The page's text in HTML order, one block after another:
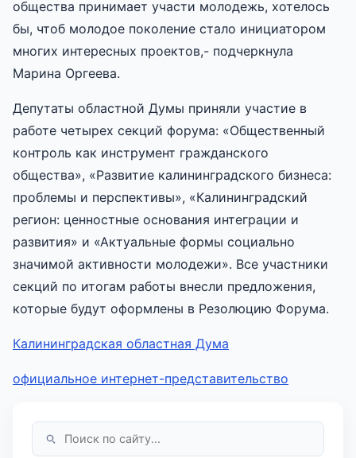
общества принимает участи молодежь, хотелось
бы, чтоб молодое поколение стало инициатором
многих интересных проектов,- подчеркнула
Марина Оргеева.
Депутаты областной Думы приняли участие в
работе четырех секций форума: «Общественный
контроль как инструмент гражданского
общества», «Развитие калининградского бизнеса:
проблемы и перспективы», «Калининградский
регион: ценностные основания интеграции и
развития» и «Актуальные формы социально
значимой активности молодежи». Все участники
секций по итогам работы внесли предложения,
которые будут оформлены в Резолюцию Форума.
Калининградская областная Дума
официальное интернет-представительство